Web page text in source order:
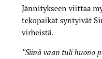
Jännitykseen viittaa
tekopaikat syntyivät
virheistä.
”Siinä vaan tuli huono